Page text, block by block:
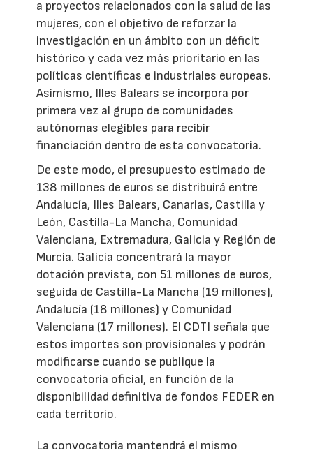
a proyectos relacionados con la salud de las
mujeres, con el objetivo de reforzar la
investigación en un ámbito con un déficit
histórico y cada vez más prioritario en las
políticas científicas e industriales europeas.
Asimismo, Illes Balears se incorpora por
primera vez al grupo de comunidades
autónomas elegibles para recibir
financiación dentro de esta convocatoria.
De este modo, el presupuesto estimado de
138 millones de euros se distribuirá entre
Andalucía, Illes Balears, Canarias, Castilla y
León, Castilla-La Mancha, Comunidad
Valenciana, Extremadura, Galicia y Región de
Murcia. Galicia concentrará la mayor
dotación prevista, con 51 millones de euros,
seguida de Castilla-La Mancha (19 millones),
Andalucía (18 millones) y Comunidad
Valenciana (17 millones). El CDTI señala que
estos importes son provisionales y podrán
modificarse cuando se publique la
convocatoria oficial, en función de la
disponibilidad definitiva de fondos FEDER en
cada territorio.
La convocatoria mantendrá el mismo